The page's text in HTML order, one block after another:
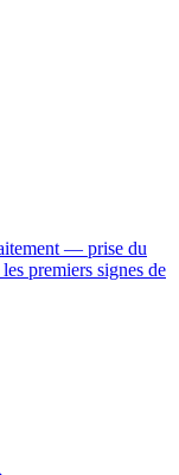
— prise du
premiers signes de